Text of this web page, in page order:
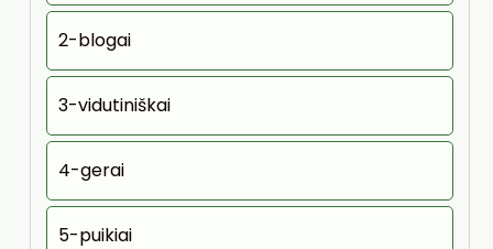
2-blogai
3-vidutiniškai
4-gerai
5-puikiai